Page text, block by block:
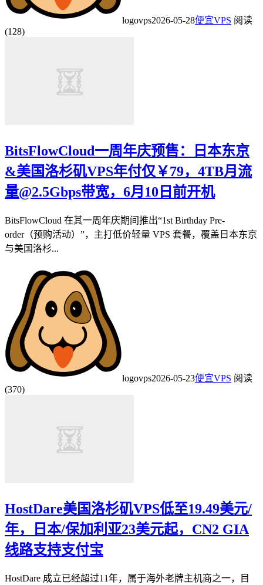
logovps2026-05-28便宜VPS 阅读
(128)
BitsFlowCloud一周年庆预售：日本东京
&美国洛杉矶VPS年付仅￥79，4TB月流
量@2.5Gbps带宽，6月10日前开机
BitsFlowCloud 在其一周年庆期间推出“1st Birthday Pre-
order（预购活动）”，主打低价轻量 VPS 套餐，覆盖日本东京
与美国洛杉...
logovps2026-05-23便宜VPS 阅读
(370)
HostDare美国洛杉矶VPS低至19.49美元/
年，日本/保加利亚23美元起，CN2 GIA
线路支持支付宝
HostDare 成立已经超过11年，属于海外老牌主机商之一，目